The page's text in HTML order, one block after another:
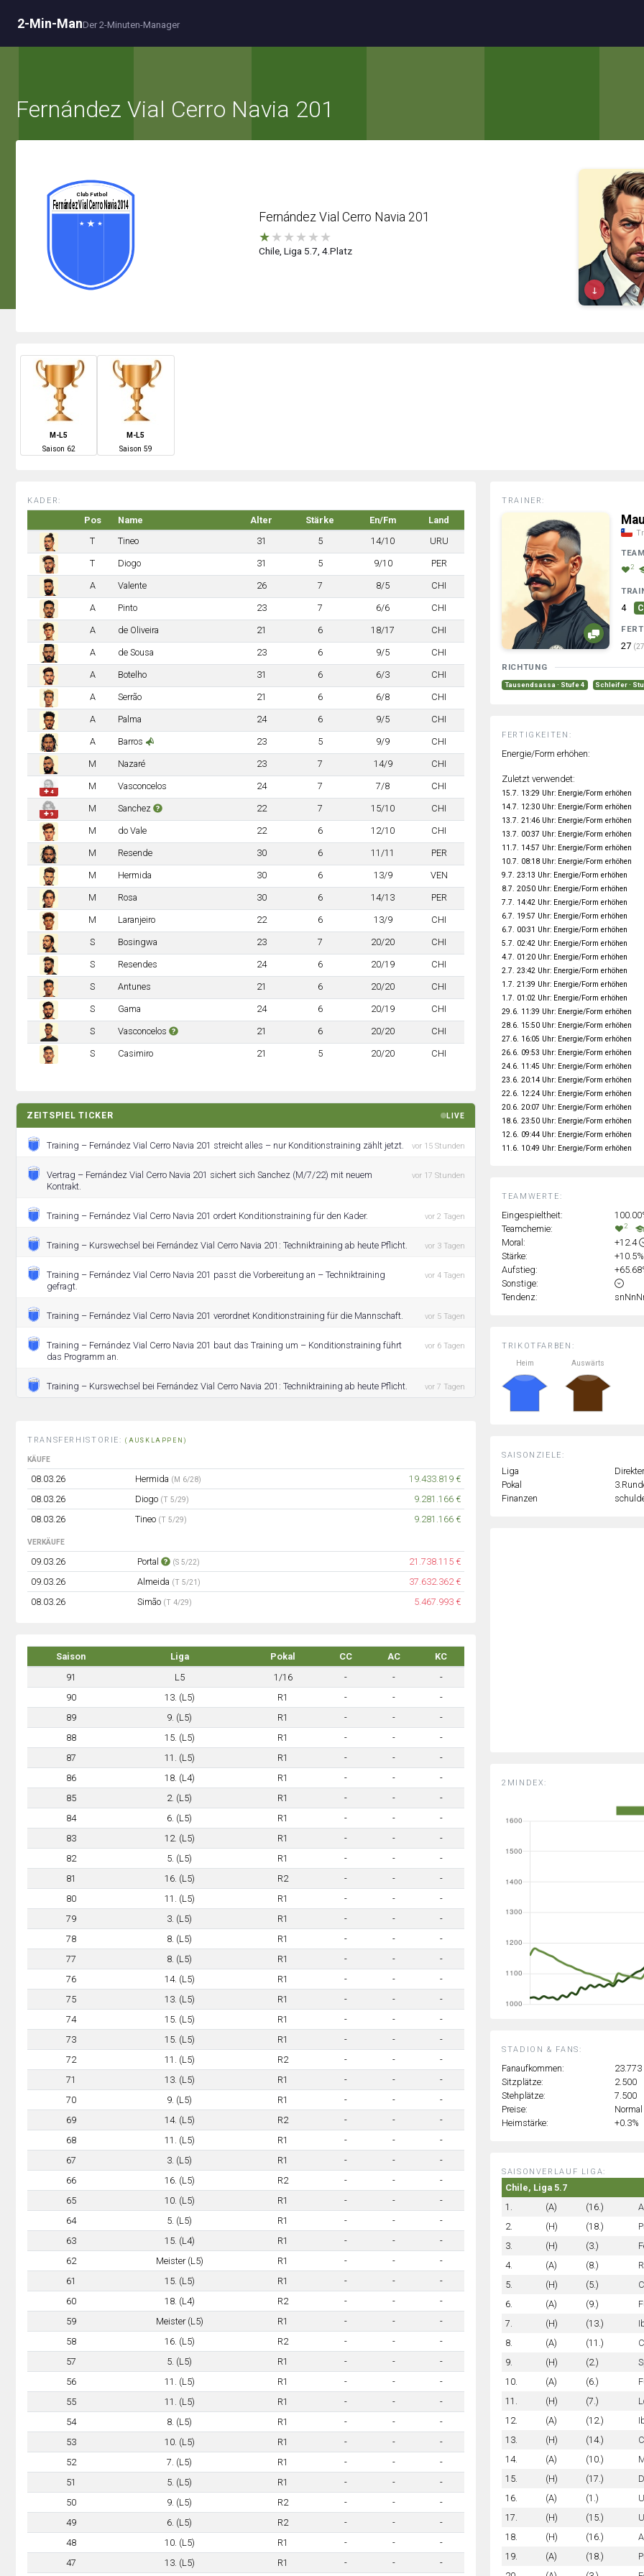
2-Min-ManDer 2-Minuten-Manager
Fernández Vial Cerro Navia 201
Fernández Vial Cerro Navia 201
★★ ★ ★ ★ ★
Chile, Liga 5.7, 4.Platz
↓
M-L5
Saison 62
M-L5
Saison 59
KADER:
Pos Name Alter Stärke En/Fm
Land
T
Tineo 31 5 14/10 URU
T Diogo 31 5 9/10 PER
A Valente 26 7 8/5 CHI
A Pinto 23 7 6/6 CHI
A de Oliveira 21 6 18/17 CHI
A de Sousa 23 6 9/5 CHI
A Botelho 31 6 6/3 CHI
A Serrão 21 6 6/8 CHI
A Palma 24 6 9/5 CHI
A Barros 23 5 9/9 CHI
M Nazaré 23 7 14/9 CHI
✚ 4
M Vasconcelos 24 7 7/8 CHI
✚ 9
M Sanchez 22 7 15/10 CHI
M do Vale 22 6 12/10 CHI
M Resende 30 6 11/11 PER
M Hermida 30 6 13/9 VEN
M Rosa 30 6 14/13 PER
M Laranjeiro 22 6 13/9 CHI
S Bosingwa 23 7 20/20 CHI
S Resendes 24 6 20/19 CHI
S Antunes 21 6 20/20 CHI
S Gama 24 6 20/19 CHI
S Vasconcelos 21 6 20/20 CHI
S Casimiro 21 5 20/20 CHI
ZEITSPIEL TICKER LIVE
Training – Fernández Vial Cerro Navia 201 streicht alles – nur Konditionstraining zählt jetzt. vor 15 Stunden
Vertrag – Fernández Vial Cerro Navia 201 sichert sich Sanchez (M/7/22) mit neuem
Kontrakt.
vor 17 Stunden
Training – Fernández Vial Cerro Navia 201 ordert Konditionstraining für den Kader. vor 2 Tagen
Training – Kurswechsel bei Fernández Vial Cerro Navia 201: Techniktraining ab heute Pflicht. vor 3 Tagen
Training – Fernández Vial Cerro Navia 201 passt die Vorbereitung an – Techniktraining
gefragt.
vor 4 Tagen
Training – Fernández Vial Cerro Navia 201 verordnet Konditionstraining für die Mannschaft. vor 5 Tagen
Training – Fernández Vial Cerro Navia 201 baut das Training um – Konditionstraining führt
das Programm an.
vor 6 Tagen
Training – Kurswechsel bei Fernández Vial Cerro Navia 201: Techniktraining ab heute Pflicht. vor 7 Tagen
TRANSFERHISTORIE:(AUSKLAPPEN)
KÄUFE
08.03.26 Hermida (M 6/28)
19.433.819 €
08.03.26
Diogo (T 5/29)
9.281.166 €
08.03.26
Tineo (T 5/29) 9.281.166 €
VERKÄUFE
09.03.26 Portal (S 5/22)
21.738.115 €
09.03.26
Almeida (T 5/21)
37.632.362 €
08.03.26
Simão (T 4/29) 5.467.993 €
Saison Liga Pokal CC AC
KC
91
L5 1/16 - -
-
90
13. (L5) R1 - -
-
89
9. (L5) R1 - -
-
88
15. (L5) R1 - -
-
87
11. (L5) R1 - -
-
86
18. (L4) R1 - -
-
85
2. (L5) R1 - -
-
84
6. (L5) R1 - -
-
83
12. (L5) R1 - -
-
82
5. (L5) R1 - -
-
81
16. (L5) R2 - -
-
80
11. (L5) R1 - -
-
79
3. (L5) R1 - -
-
78
8. (L5) R1 - -
-
77
8. (L5) R1 - -
-
76
14. (L5) R1 - -
-
75
13. (L5) R1 - -
-
74
15. (L5) R1 - -
-
73
15. (L5) R1 - -
-
72
11. (L5) R2 - -
-
71
13. (L5) R1 - -
-
70
9. (L5) R1 - -
-
69
14. (L5) R2 - -
-
68
11. (L5) R1 - -
-
67
3. (L5) R1 - -
-
66
16. (L5) R2 - -
-
65
10. (L5) R1 - -
-
64
5. (L5) R1 - -
-
63
15. (L4) R1 - -
-
62
Meister (L5) R1 - -
-
61
15. (L5) R1 - -
-
60
18. (L4) R2 - -
-
59
Meister (L5) R1 - -
-
58
16. (L5) R2 - -
-
57
5. (L5) R1 - -
-
56
11. (L5) R1 - -
-
55
11. (L5) R1 - -
-
54
8. (L5) R1 - -
-
53
10. (L5) R1 - -
-
52
7. (L5) R1 - -
-
51
5. (L5) R1 - -
-
50
9. (L5) R2 - -
-
49
6. (L5) R2 - -
-
48
10. (L5) R1 - -
-
47
13. (L5) R1 - - -
TRIKOTFARBEN:
Heim
Auswärts
SAISONZIELE:
Liga
Pokal
Finanzen
2MINDEX:
TEAMWERTE:
Eingespieltheit:
Teamchemie:
2
Moral:
+12.4
Stärke:
+10.5%
Aufstieg:
Sonstige:
Tendenz:
TRAINER:
2
4
27
RICHTUNG
Tausendsassa · Stufe 4 Schleifer ·
FERTIGKEITEN:
Energie/Form erhöhen:
Zuletzt verwendet:
15.7. 13:29 Uhr: Energie/Form erhöhen
14.7. 12:30 Uhr: Energie/Form erhöhen
13.7. 21:46 Uhr: Energie/Form erhöhen
13.7. 00:37 Uhr: Energie/Form erhöhen
11.7. 14:57 Uhr: Energie/Form erhöhen
10.7. 08:18 Uhr: Energie/Form erhöhen
9.7. 23:13 Uhr: Energie/Form erhöhen
8.7. 20:50 Uhr: Energie/Form erhöhen
7.7. 14:42 Uhr: Energie/Form erhöhen
6.7. 19:57 Uhr: Energie/Form erhöhen
6.7. 00:31 Uhr: Energie/Form erhöhen
5.7. 02:42 Uhr: Energie/Form erhöhen
4.7. 01:20 Uhr: Energie/Form erhöhen
2.7. 23:42 Uhr: Energie/Form erhöhen
1.7. 21:39 Uhr: Energie/Form erhöhen
1.7. 01:02 Uhr: Energie/Form erhöhen
29.6. 11:39 Uhr: Energie/Form erhöhen
28.6. 15:50 Uhr: Energie/Form erhöhen
27.6. 16:05 Uhr: Energie/Form erhöhen
26.6. 09:53 Uhr: Energie/Form erhöhen
24.6. 11:45 Uhr: Energie/Form erhöhen
23.6. 20:14 Uhr: Energie/Form erhöhen
22.6. 12:24 Uhr: Energie/Form erhöhen
20.6. 20:07 Uhr: Energie/Form erhöhen
18.6. 23:50 Uhr: Energie/Form erhöhen
12.6. 09:44 Uhr: Energie/Form erhöhen
11.6. 10:49 Uhr: Energie/Form erhöhen
STADION & FANS:
Fanaufkommen:
23.773
Sitzplätze:
2.500
Stehplätze:
7.500
Preise:
Normal
Heimstärke:
+0.3%
SAISONVERLAUF LIGA:
Chile, Liga 5.7
1.
(A) (16.)
2.
(H) (18.)
3.
(H) (3.)
4.
(A) (8.)
5.
(H) (5.)
6.
(A) (9.)
7.
(H) (13.)
8.
(A) (11.)
9.
(H) (2.)
10.
(A) (6.)
11.
(H) (7.)
12.
(A) (12.)
13.
(H) (14.)
14.
(A) (10.)
15.
(H) (17.)
16.
(A) (1.)
17.
(H) (15.)
18.
(H) (16.)
19.
(A) (18.)